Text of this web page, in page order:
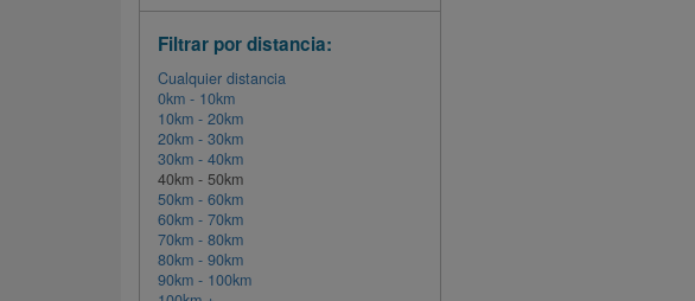
Filtrar por distancia:
Cualquier distancia
0km - 10km
10km - 20km
20km - 30km
30km - 40km
40km - 50km
50km - 60km
60km - 70km
70km - 80km
80km - 90km
90km - 100km